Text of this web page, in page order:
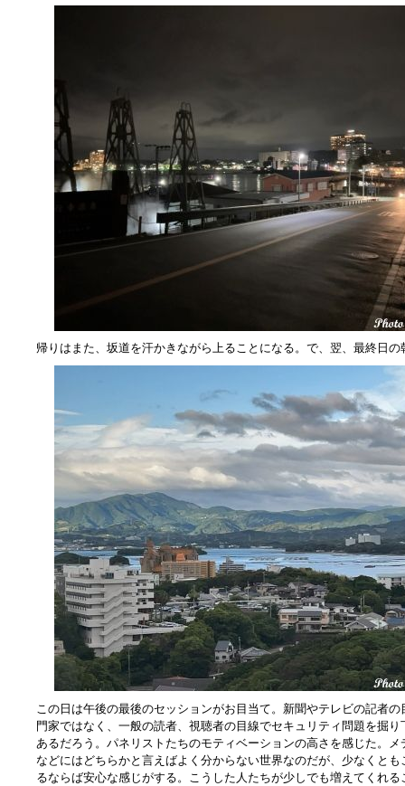
帰りはまた、坂道を汗かきながら上ることになる。で、翌、最終日
この日は午後の最後のセッションがお目当て。新聞やテレビの記者
門家ではなく、一般の読者、視聴者の目線でセキュリティ問題を掘
あるだろう。パネリストたちのモティベーションの高さを感じた。
などにはどちらかと言えばよく分からない世界なのだが、少なくと
るならば安心な感じがする。こうした人たちが少しでも増えてくれ